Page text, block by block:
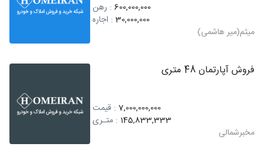
600,000,000 : رهن
30,000,000 : اجاره
میثم(میر هاشمی)
فروش آپارتمان 48 متری
7,000,000,000 : قیمت
145,833,333 : متـری
مخبرشمالی